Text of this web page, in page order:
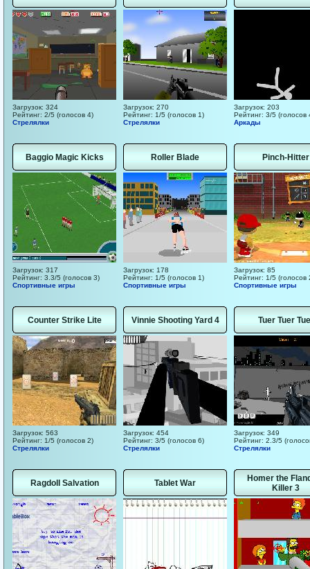
Загрузок: 324
Рейтинг: 2/5 (голосов 4)
Стрелялки
Загрузок: 270
Рейтинг: 1/5 (голосов 1)
Стрелялки
Загрузок: 203
Рейтинг: 3/5 (голосов
Аркады
Baggio Magic Kicks
Загрузок: 317
Рейтинг: 3.3/5 (голосов 3)
Спортивные игры
Roller Blade
Загрузок: 178
Рейтинг: 1/5 (голосов 1)
Спортивные игры
Pinch-Hitter
Загрузок: 85
Рейтинг: 1/5 (голосов
Спортивные игры
Counter Strike Lite
Загрузок: 563
Рейтинг: 1/5 (голосов 2)
Стрелялки
Vinnie Shooting Yard 4
Загрузок: 454
Рейтинг: 3/5 (голосов 6)
Стрелялки
Tuer Tuer
Загрузок: 349
Рейтинг: 2.3/5
Стрелялки
Ragdoll Salvation Tablet War
Homer the
Killer 3